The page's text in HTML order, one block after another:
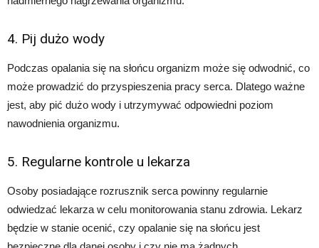
4. Pij dużo wody
Podczas opalania się na słońcu organizm może się odwodnić, co
może prowadzić do przyspieszenia pracy serca. Dlatego ważne
jest, aby pić dużo wody i utrzymywać odpowiedni poziom
nawodnienia organizmu.
5. Regularne kontrole u lekarza
Osoby posiadające rozrusznik serca powinny regularnie
odwiedzać lekarza w celu monitorowania stanu zdrowia. Lekarz
będzie w stanie ocenić, czy opalanie się na słońcu jest